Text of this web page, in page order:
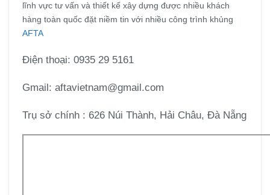
lĩnh vực tư vấn và thiết kế xây dựng được nhiều khách
hàng toàn quốc đặt niềm tin với nhiều công trình khủng
AFTA
Điện thoại: 0935 29 5161
Gmail: aftavietnam@gmail.com
Trụ sở chính : 626 Núi Thành, Hải Châu, Đà Nẵng